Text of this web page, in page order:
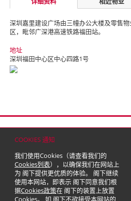
COOKIES 通知
我们使用Cookies（请查看我们的
Cookies列表），以确保我们在网站上
为 阁下提供更优质的体验。 阁下继续
使用本网站，即表示 阁下同意我们根
据Cookies政策在 阁下的装置上放置
Cookies。 如 阁下不欲接受本网站的
深圳嘉里建设广场由三幢办公大楼及零售
区，毗邻广深港高速铁路福田站。
地址
深圳福田中心区中心四路1号
© 2026 嘉里建设有限公司 (于百慕达注册成立之有限